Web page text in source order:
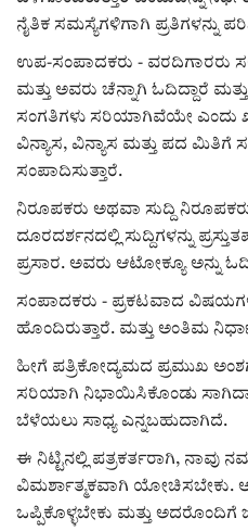
ನೈತಿಕ ಸಮಸ್ಯೆಗಳಿಗಾಗಿ ಪ್ರತಿಗಳನ್ನು
ಉಪ-ಸಂಪಾದಕರು - ವರದಿಗಾರರು
ಮತ್ತು ಅವರು ಚೆನ್ನಾಗಿ ಓದಿದ್ದಾರೆ
ಸಂಗತಿಗಳು ಸರಿಯಾಗಿವೆಯೇ ಎಂದು
ವಿನ್ಯಾಸ, ವಿನ್ಯಾಸ ಮತ್ತು ಪದ ಮಿತಿಗೆ
ಸಂಪಾದಿಸುತ್ತಾರೆ.
ನಿರೂಪಕರು ಅಥವಾ ಸುದ್ದಿ
ದೂರದರ್ಶನದಲ್ಲಿ ಸುದ್ದಿಗಳನ್ನು
ಪ್ರಸಾರ. ಅವರು ಆಟೋಕ್ಯೂ ಅನ್ನು
ಸಂಪಾದಕರು - ಪ್ರಕಟವಾದ
ಹೊಂದಿರುತ್ತಾರೆ. ಮತ್ತು ಅಂತಿಮ
ಹೀಗೆ ಪತ್ರಿಕೋದ್ಯಮದ ಪ್ರಮುಖ
ಸರಿಯಾಗಿ ನಿಭಾಯಿಸಿಕೊಂಡು
ಬೆಳೆಯಲು ಸಾಧ್ಯ ಎನ್ನಬಹುದಾಗಿದೆ.
ಈ ನಿಟ್ಟಿನಲ್ಲಿ ಪತ್ರಕರ್ತರಾಗಿ, ನಾವು
ವಿಮರ್ಶಾತ್ಮಕವಾಗಿ ಯೋಚಿಸಬೇಕು.
ಒಪ್ಪಿಕೊಳ್ಳಬೇಕು ಮತ್ತು